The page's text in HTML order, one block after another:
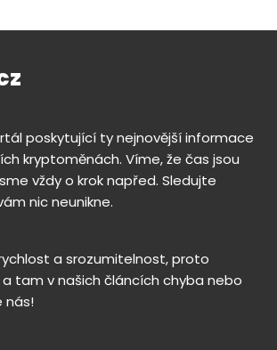
poskytující ty nejnovější informace
kryptoměnách. Víme, že čas jsou
vždy o krok napřed. Sledujte
nic neunikne.
a srozumitelnost, proto
tam v našich článcích chyba nebo
nás!